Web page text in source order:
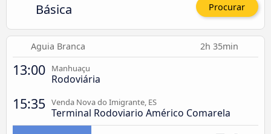
Básica Procurar
Aguia Branca 2h 35min
13:00 Manhuaçu
Rodoviária
15:35 Venda Nova do Imigrante, ES
Terminal Rodoviario Américo Comarela